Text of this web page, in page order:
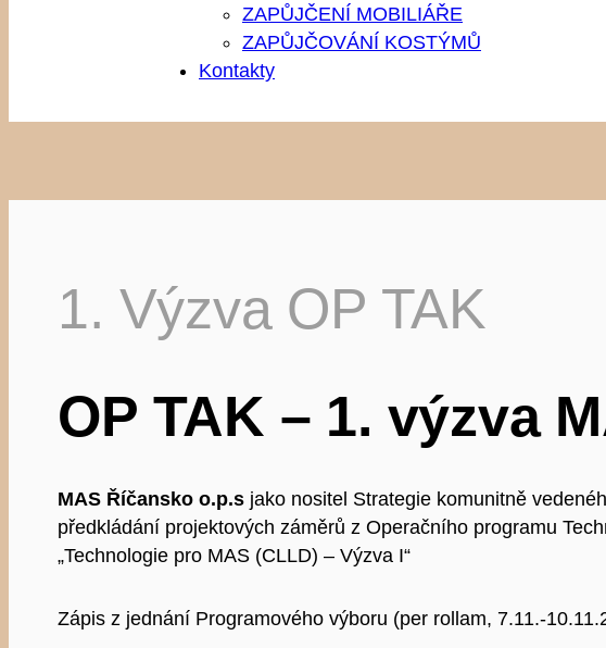
ZAPŮJČENÍ MOBILIÁŘE
ZAPŮJČOVÁNÍ KOSTÝMŮ
Kontakty
1. Výzva OP TAK
OP TAK – 1. výzva
MAS Říčansko o.p.s jako nositel Strategie komunitně
předkládání projektových záměrů z Operačního programu
„Technologie pro MAS (CLLD) – Výzva I“
Zápis z jednání Programového výboru (per rollam, 7.11.-